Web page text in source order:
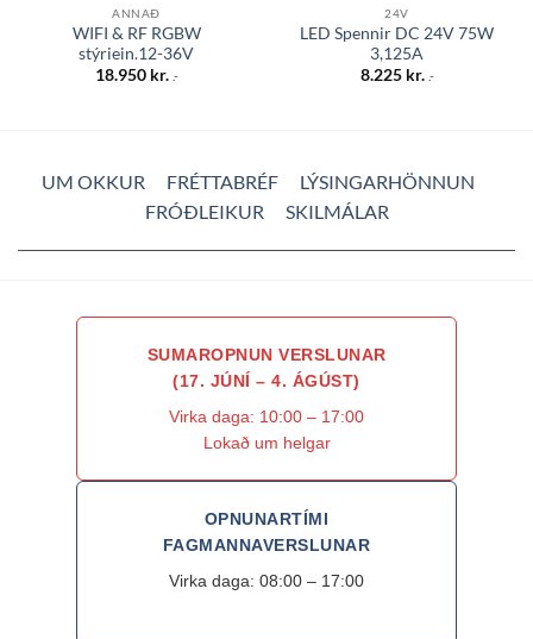
ANNAÐ
WIFI & RF RGBW
stýriein.12-36V
18.950 kr. .-
24V
LED Spennir DC 24V 75W
3,125A
8.225 kr. .-
UM OKKUR FRÉTTABRÉF
LÝSINGARHÖNNUN
FRÓÐLEIKUR
SKILMÁLAR
SUMAROPNUN VERSLUNAR
(17. JÚNÍ – 4. ÁGÚST)
Virka daga: 10:00 – 17:00
Lokað um helgar
OPNUNARTÍMI
FAGMANNAVERSLUNAR
Virka daga: 08:00 – 17:00